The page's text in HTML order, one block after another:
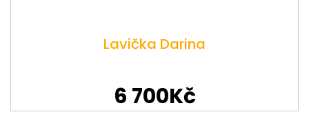
Lavička Darina
6 700Kč